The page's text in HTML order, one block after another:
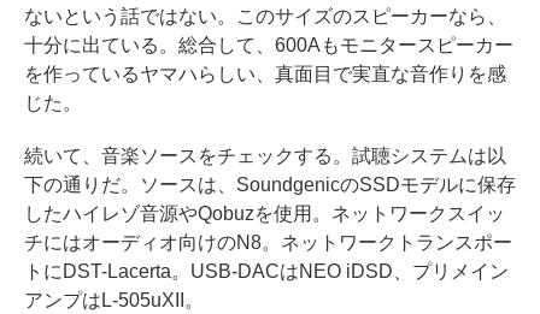
ないという話ではない。このサイズのスピーカーなら、
十分に出ている。総合して、600Aもモニタースピーカー
を作っているヤマハらしい、真面目で実直な音作りを感
じた。
続いて、音楽ソースをチェックする。試聴システムは以
下の通りだ。ソースは、SoundgenicのSSDモデルに保存
したハイレゾ音源やQobuzを使用。ネットワークスイッ
チにはオーディオ向けのN8。ネットワークトランスポー
トにDST-Lacerta。USB-DACはNEO iDSD、プリメイン
アンプはL-505uXII。